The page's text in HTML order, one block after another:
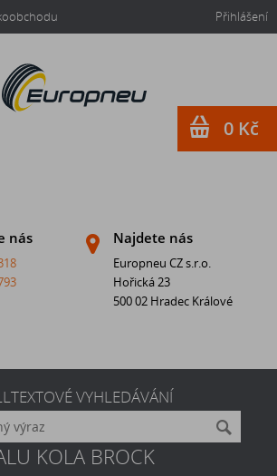
Přihlášení
nás Najdete nás
Europneu CZ s.r.o.
Hořická 23
500 02 Hradec Králové
0 Kč
VYHLEDÁVÁNÍ
KOLA BROCK